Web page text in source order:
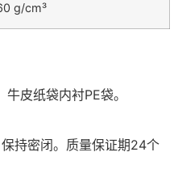
g/cm³
皮纸袋内衬PE袋。
密闭。质量保证期24个